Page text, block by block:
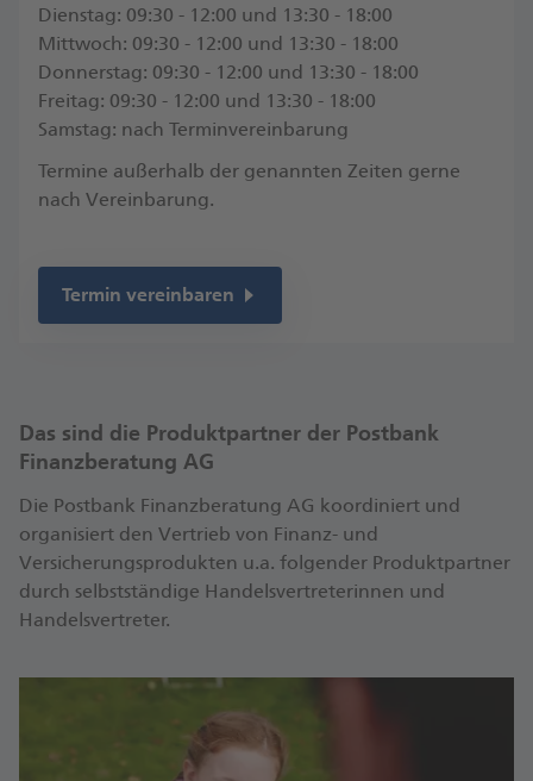
Dienstag: 09:30 - 12:00 und 13:30 - 18:00
Mittwoch: 09:30 - 12:00 und 13:30 - 18:00
Donnerstag: 09:30 - 12:00 und 13:30 - 18:00
Freitag: 09:30 - 12:00 und 13:30 - 18:00
Samstag: nach Terminvereinbarung
Termine außerhalb der genannten Zeiten gerne
nach Vereinbarung.
Termin vereinbaren
Das sind die Produktpartner der Postbank
Finanzberatung AG
Die Postbank Finanzberatung AG koordiniert und
organisiert den Vertrieb von Finanz- und
Versicherungsprodukten u.a. folgender Produktpartner
durch selbstständige Handelsvertreterinnen und
Handelsvertreter.